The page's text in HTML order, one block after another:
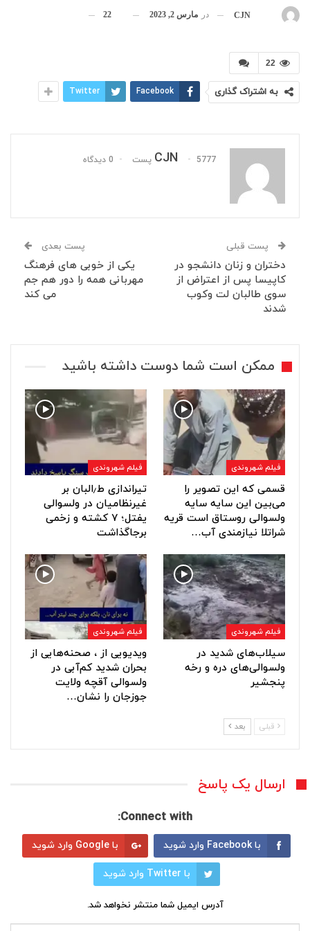
CJN در مارس 2, 2023 22
22
به اشتراک گذاری Facebook
Twitter
CJN 5777 پست 0 دیدگاه
پست قبلی
دختران و زنان دانشجو در
کاپیسا پس از اعتراض از
سوی طالبان لت وکوب
شدند
پست بعدی
یکی از خوبی های فرهنگ
مهربانی همه را دور هم جم
می کند
ممکن است شما دوست داشته باشید
فیلم شهروندی
قسمی که این تصویر را
می‌بین این سایه سایه
ولسوالی روستاق است قریه
شراتلا نیازمندی آب…
فیلم شهروندی
تیراندازی ط٫البان بر
غیرنظامیان در ولسوالی
یفتل؛ ۷ کشته و زخمی
برجاگذاشت
فیلم شهروندی
سیلاب‌های شدید در
ولسوالی‌های دره و رخه
پنجشیر
فیلم شهروندی
ویدیویی از ، صحنه‌هایی از
بحران شدید کم‌آبی در
ولسوالی آقچه ولایت
جوزجان را نشان…
قبلی بعد
ارسال یک پاسخ
Connect with:
با Facebook وارد شوید با Google وارد شوید
با Twitter وارد شوید
آدرس ایمیل شما منتشر نخواهد شد.